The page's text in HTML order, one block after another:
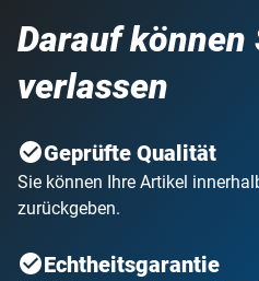
Darauf können
verlassen
Geprüfte Qualität
Sie können Ihre Artikel
zurückgeben.
Echtheitsgarantie